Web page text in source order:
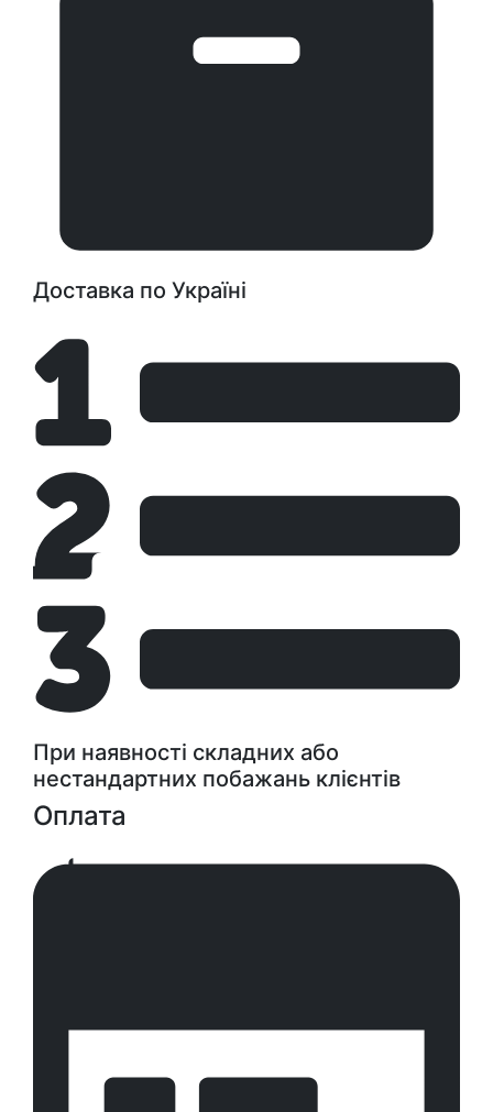
Доставка по Україні
При наявності складних або
нестандартних побажань клієнтів
Оплата